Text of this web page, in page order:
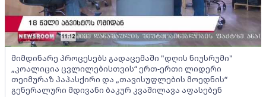
მიმდინარე პროცესებს გადაცემაში "დღის ნიუსრუმი"
„კოალიცია ცვლილებისთვის“ ერთ-ერთი ლიდერი
თეიმურაზ პაპასქირი და „თავისუფლების მოედნის“
გენერალური მდივანი ბაკურ კვაშილავა აფასებენ